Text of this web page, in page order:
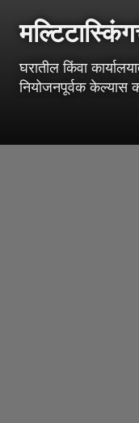
घरातील किंवा
नियोजनपूर्वक केल्यास